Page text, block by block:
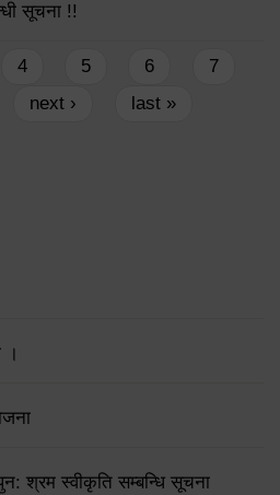
सूचना !!
4 5 6
7
next › last »
।
श्रम स्वीकृति सम्बन्धि सूचना